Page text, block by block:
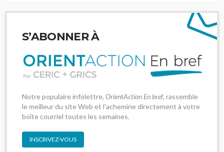
S’ABONNER À
Notre populaire infolettre, OrientAction En bref, rassemble
le meilleur du site Web et l'achemine directement à votre
boîte courriel toutes les semaines.
INSCRIVEZ-VOUS